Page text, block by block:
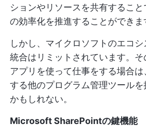
ションやリソースを共有するこ
の効率化を推進することができま
しかし、マイクロソフトのエコ
統合はリミットされています。
アプリを使って仕事をする場合
する他のプログラム管理ツールを
かもしれない。
Microsoft SharePointの鍵機能